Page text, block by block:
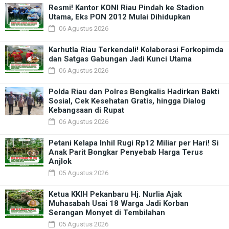
Resmi! Kantor KONI Riau Pindah ke Stadion
Utama, Eks PON 2012 Mulai Dihidupkan
06 Agustus 2026
Karhutla Riau Terkendali! Kolaborasi Forkopimda
dan Satgas Gabungan Jadi Kunci Utama
06 Agustus 2026
Polda Riau dan Polres Bengkalis Hadirkan Bakti
Sosial, Cek Kesehatan Gratis, hingga Dialog
Kebangsaan di Rupat
06 Agustus 2026
Petani Kelapa Inhil Rugi Rp12 Miliar per Hari! Si
Anak Parit Bongkar Penyebab Harga Terus
Anjlok
05 Agustus 2026
Ketua KKIH Pekanbaru Hj. Nurlia Ajak
Muhasabah Usai 18 Warga Jadi Korban
Serangan Monyet di Tembilahan
05 Agustus 2026